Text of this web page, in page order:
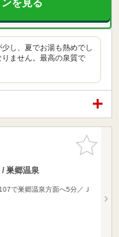
し、夏でお湯も熱めでし
ません。最高の泉質で
お気に入
りに追加
巣郷温泉
で巣郷温泉方面へ5分／Ｊ